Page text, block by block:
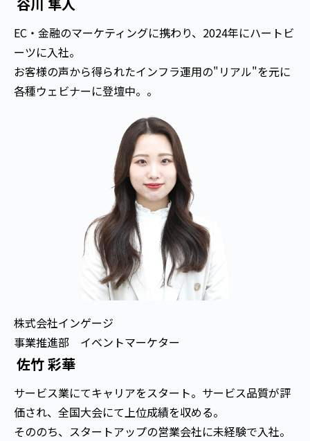
EC・金融のマーケティングに携わり、2024年にハートビ
ーツに入社。
お客様の声から得られたインフラ運用の"リアル"を元に
各種ウェビナーに登壇中。。
株式会社インゲージ
事業推進部 イベントマーケター
佐竹 彩華
サービス業にてキャリアをスタート。サービス品質が評
価され、全国大会にて上位成績を収める。
そののち、スタートアップの営業会社に未経験で入社。